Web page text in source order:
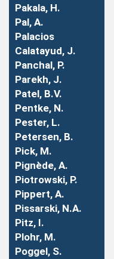
Pakala, H.
Pal, A.
Palacios
Calatayud, J.
Panchal, P.
Parekh, J.
Patel, B.V.
Pentke, N.
Pester, L.
Petersen, B.
Pick, M.
Pignède, A.
Piotrowski, P.
Pippert, A.
Pissarski, N.A.
Pitz, I.
Plohr, M.
Poggel, S.